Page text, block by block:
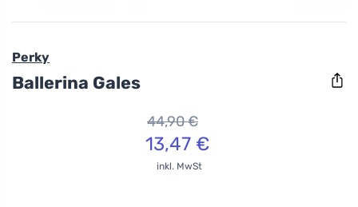
Perky
Ballerina Gales
44,90 €
13,47 €
inkl. MwSt